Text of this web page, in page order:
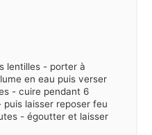
lentilles - porter à
en eau puis verser
- cuire pendant 6
laisser reposer feu
- égoutter et laisser